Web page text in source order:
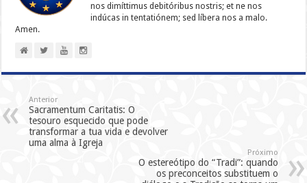
nos dimíttimus debitóribus nostris; et ne nos
indúcas in ten­ta­tiónem; sed líbera nos a malo.
Amen.
Anterior
Sacramentum Caritatis: O
tesouro esquecido que pode
transformar a tua vida e devolver
uma alma à Igreja
Próximo
O estereótipo do “Tradi”: quando
os preconceitos substituem o